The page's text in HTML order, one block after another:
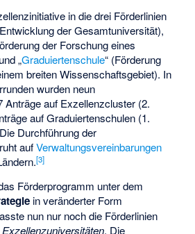
in die drei Förderlinien
der Gesamtuniversität),
der Forschung eines
„Graduiertenschule“ (Förderung
breiten Wissenschaftsgebiet). In
wurden neun
Anträge auf Exzellenzcluster (2.
auf Graduiertenschulen (1.
Durchführung der
aufVerwaltungsvereinbarungen
[3]
Förderprogramm unter dem
in veränderter Form
nun nur noch die Förderlinien
Exzellenzuniversitäten. Die